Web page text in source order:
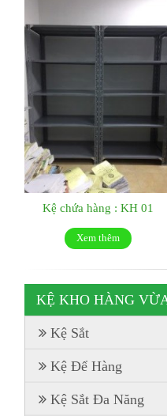
Kệ chứa hàng : KH 01
Xem thêm
KỆ KHO HÀNG
Kệ Sắt
Kệ Để Hàng
Kệ Sắt Đa Năng